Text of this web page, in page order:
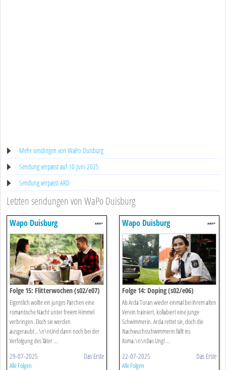
Mehr sendingen von WaPo Duisburg
Sendung verpasst auf 10 Juni 2025
Sendung verpasst ARD
Letzten sendungen von WaPo Duisburg
Wapo Duisburg
Folge 15: Flitterwochen (s02/e07)
Eigentlich wollte ein junges Pärchen eine
romantische Nacht unter freiem Himmel
verbringen. Doch sie werden
ausgeraubt...\n\nUnd dann noch bei der
Verfolgung des Täter ...
29-07-2025 Das Erste
Alle Folgen
Wapo Duisburg
Folge 14: Doping (s02/e06)
Als Arda Turan wieder einmal bei ihrem alten
Verein trainiert, kollabiert eine junge
Schwimmerin. Arda rettet sie, doch die
Nachwuchsschwimmerin fällt ins
Koma.\n\nDas Ungl ...
22-07-2025 Das Erste
Alle Folgen